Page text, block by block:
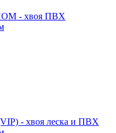
- хвоя ПВХ
- хвоя леска и ПВХ